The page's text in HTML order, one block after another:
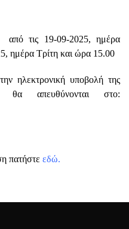
από τις 19-09-2025, ημέρα
ημέρα Τρίτη και ώρα 15.00
ηλεκτρονική υποβολή της
θα απευθύνονται στο:
πατήστε εδώ.